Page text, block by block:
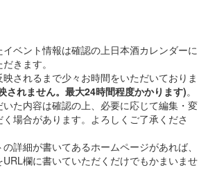
ベント情報は確認の上日本酒カレンダーに
きます。
されるまで少々お時間をいただいておりま
されません。最大24時間程度かかります)。
た内容は確認の上、必要に応じて編集・変
場合があります。よろしくご了承くださ
詳細が書いてあるホームページがあれば、
URL欄に書いていただくだけでもかまいませ